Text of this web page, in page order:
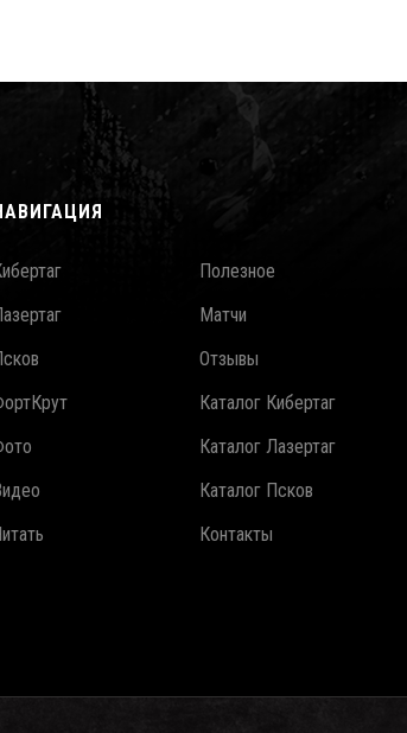
Полезное
Матчи
Отзывы
Каталог Кибертаг
Каталог Лазертаг
Каталог Псков
Контакты